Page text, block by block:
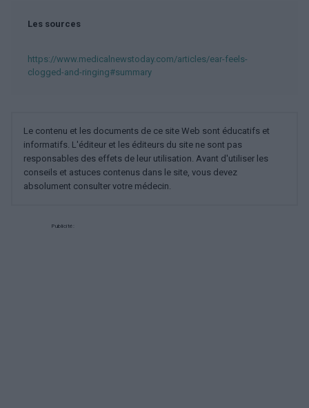
Les sources
https://www.medicalnewstoday.com/articles/ear-feels-
clogged-and-ringing#summary
Le contenu et les documents de ce site Web sont éducatifs et
informatifs. L'éditeur et les éditeurs du site ne sont pas
responsables des effets de leur utilisation. Avant d'utiliser les
conseils et astuces contenus dans le site, vous devez
absolument consulter votre médecin.
Publicité: